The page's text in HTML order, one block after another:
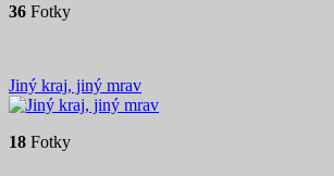
36 Fotky
Jiný kraj, jiný mrav
18 Fotky